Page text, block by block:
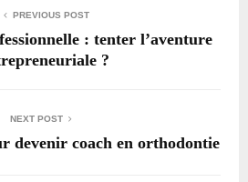
PREVIOUS POST
: tenter l’aventure
?
NEXT POST
devenir coach en orthodontie